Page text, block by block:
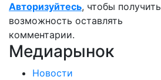
Авторизуйтесь, чтобы получить
возможность оставлять
комментарии.
Медиарынок
Новости